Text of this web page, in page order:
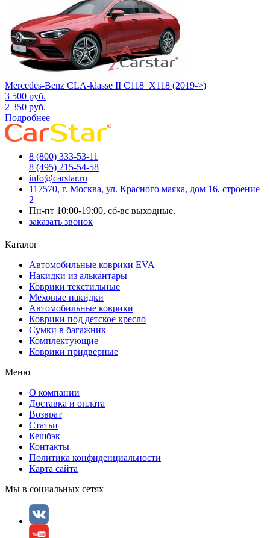
Mercedes-Benz CLA-klasse II С118_X118 (2019->)
3 500 руб.
2 350 руб.
Подробнее
8 (800) 333-53-11
8 (495) 215-54-58
info@carstar.ru
117570, г. Москва, ул. Красного маяка, дом 16, строение
2
Пн-пт 10:00-19:00, сб-вс выходные.
заказать звонок
Каталог
Автомобильные коврики EVA
Накидки из алькантары
Коврики текстильные
Меховые накидки
Автомобильные коврики
Коврики под детское кресло
Сумки в багажник
Комплектующие
Коврики придверные
Меню
О компании
Доставка и оплата
Возврат
Статьи
Кешбэк
Контакты
Политика конфиденциальности
Карта сайта
Мы в социальных сетях